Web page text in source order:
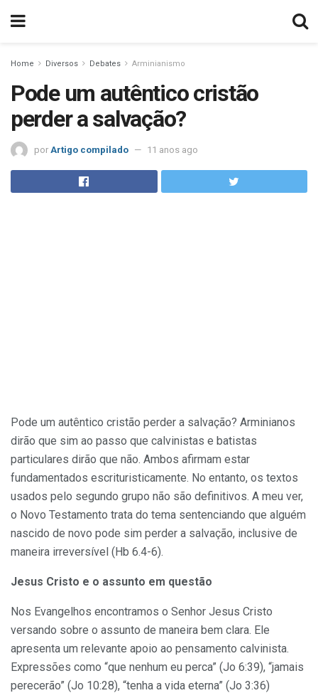
Home Diversos Debates Arminianismo
Pode um autêntico cristão
perder a salvação?
por Artigo compilado 11 anos ago
Pode um autêntico cristão perder a salvação? Arminianos
dirão que sim ao passo que calvinistas e batistas
particulares dirão que não. Ambos afirmam estar
fundamentados escrituristicamente. No entanto, os textos
usados pelo segundo grupo não são definitivos. A meu ver,
o Novo Testamento trata do tema sentenciando que alguém
nascido de novo pode sim perder a salvação, inclusive de
maneira irreversível (Hb 6.4-6).
Jesus Cristo e o assunto em questão
Nos Evangelhos encontramos o Senhor Jesus Cristo
versando sobre o assunto de maneira bem clara. Ele
apresenta um relevante apoio ao pensamento calvinista.
Expressões como “que nenhum eu perca” (Jo 6:39), “jamais
perecerão” (Jo 10:28), “tenha a vida eterna” (Jo 3:36)